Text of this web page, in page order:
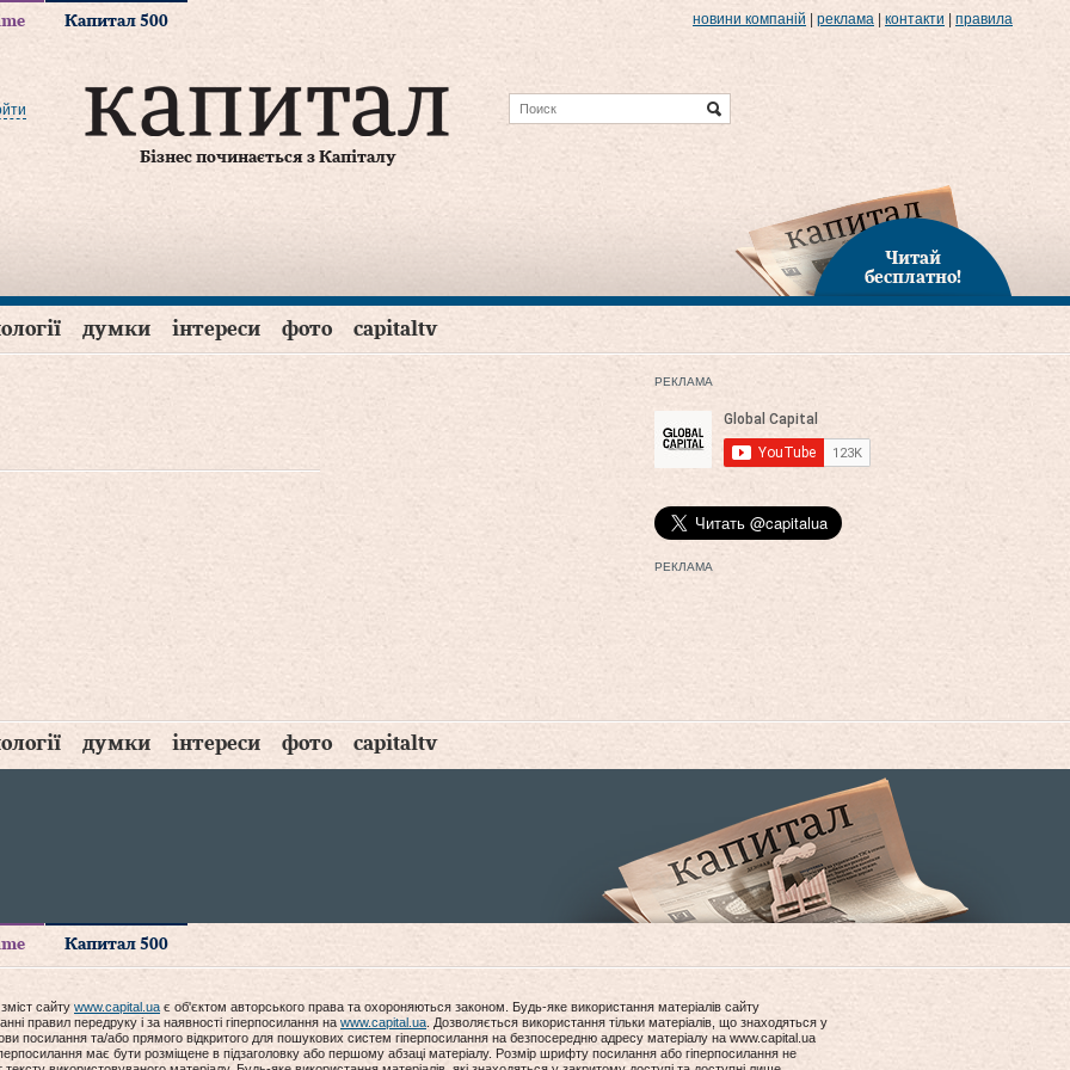
Капитал 500 новини компаній реклама контакти правила
Бізнес починається з Капіталу
Читай
бесплатно!
думки інтереси фото capitaltv
РЕКЛАМА
РЕКЛАМА
думки інтереси фото capitaltv
Капитал 500
сайту www.capital.ua є об'єктом авторського права та охороняються законом. Будь-яке використання матеріалів сайту
правил передруку і за наявності гіперпосилання на www.capital.ua . Дозволяється використання тільки матеріалів, що знаходяться у
посилання та/або прямого відкритого для пошукових систем гіперпосилання на безпосередню адресу матеріалу на www.capital.ua
має бути розміщене в підзаголовку або першому абзаці матеріалу. Розмір шрифту посилання або гіперпосилання не